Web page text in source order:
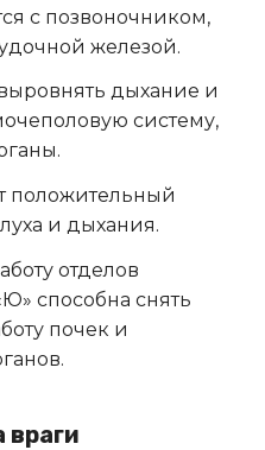
с позвоночником,
железой.
дыхание и
систему,
положительный
и дыхания.
отделов
способна снять
почек и
враги